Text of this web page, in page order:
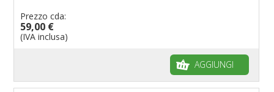
Prezzo cda:
59,00 €
(IVA inclusa)
AGGIUNGI